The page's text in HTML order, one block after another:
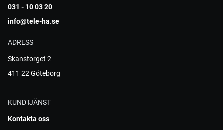
031 - 10 03 20
info@tele-ha.se
ADRESS
Skanstorget 2
411 22 Göteborg
KUNDTJÄNST
Kontakta oss